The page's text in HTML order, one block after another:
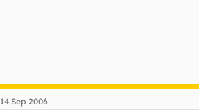
14 Sep 2006